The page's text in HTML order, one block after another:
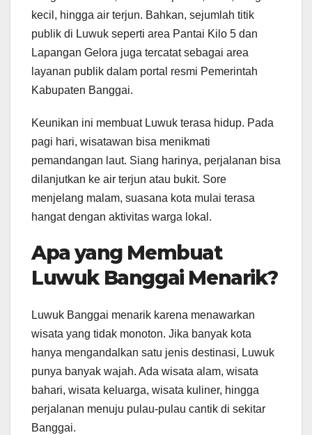
kecil, hingga air terjun. Bahkan, sejumlah titik
publik di Luwuk seperti area Pantai Kilo 5 dan
Lapangan Gelora juga tercatat sebagai area
layanan publik dalam portal resmi Pemerintah
Kabupaten Banggai.
Keunikan ini membuat Luwuk terasa hidup. Pada
pagi hari, wisatawan bisa menikmati
pemandangan laut. Siang harinya, perjalanan bisa
dilanjutkan ke air terjun atau bukit. Sore
menjelang malam, suasana kota mulai terasa
hangat dengan aktivitas warga lokal.
Apa yang Membuat
Luwuk Banggai Menarik?
Luwuk Banggai menarik karena menawarkan
wisata yang tidak monoton. Jika banyak kota
hanya mengandalkan satu jenis destinasi, Luwuk
punya banyak wajah. Ada wisata alam, wisata
bahari, wisata keluarga, wisata kuliner, hingga
perjalanan menuju pulau-pulau cantik di sekitar
Banggai.